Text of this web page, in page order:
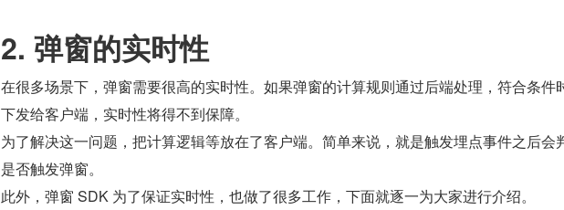
2. 弹窗的实时性
在很多场景下，弹窗需要很高的实时性。如果弹窗的计算规则通过后端处理，符合条件
下发给客户端，实时性将得不到保障。
为了解决这一问题，把计算逻辑等放在了客户端。简单来说，就是触发埋点事件之后会
是否触发弹窗。
此外，弹窗 SDK 为了保证实时性，也做了很多工作，下面就逐一为大家进行介绍。